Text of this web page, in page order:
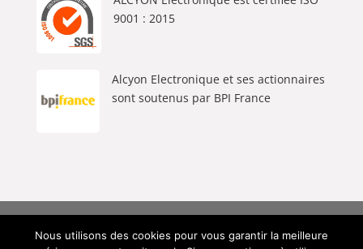
9001 : 2015
Alcyon Electronique et ses actionnaires
sont soutenus par BPI France
Alcyon Electronique © 2026 Tous Droits Réservés |
Nous utilisons des cookies pour vous garantir la meilleure